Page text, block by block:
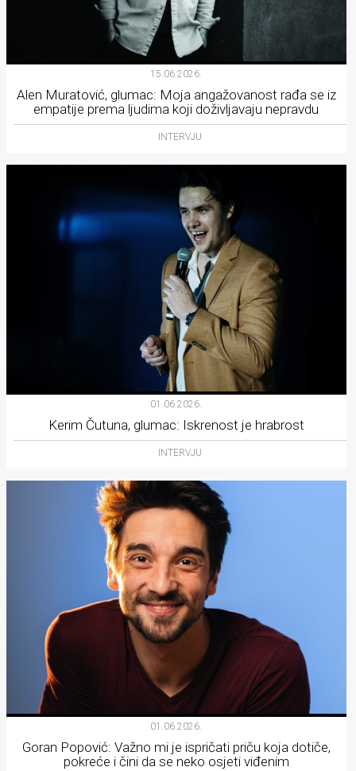
15.06.2026.
Alen Muratović, glumac: Moja angažovanost rađa se iz
empatije prema ljudima koji doživljavaju nepravdu
INTERVJU
01.06.2026.
Kerim Čutuna, glumac: Iskrenost je hrabrost
INTERVJU
01.06.2026.
Goran Popović: Važno mi je ispričati priču koja dotiče,
pokreće i čini da se neko osjeti viđenim